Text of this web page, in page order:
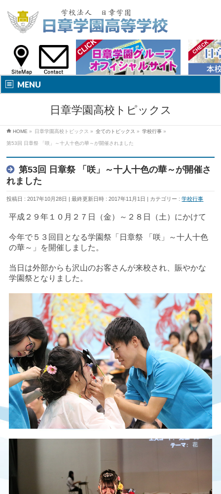
MENU
日章学園高校トピックス
HOME » 日章学園高校トピックス » 全てのトピックス » 学校行事 »
第53回 日章祭 「咲」～十人十色の華～が開催されました
第53回 日章祭 「咲」～十人十色の華～が開催さ
れました
投稿日 : 2017年10月28日 最終更新日時 : 2017年11月1日 カテゴリー :学校行事
平成２９年１０月２７日（金）～２８日（土）にかけて
今年で５３回目となる学園祭「日章祭 「咲」～十人十色
の華～」を開催しました。
当日は外部からも沢山のお客さんが来校され、賑やかな
学園祭となりました。